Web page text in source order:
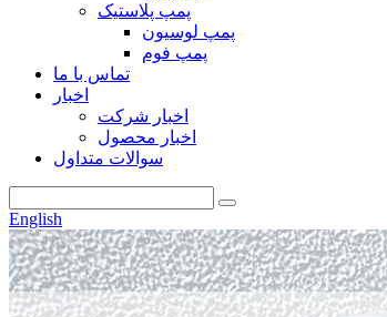
پمپ پلاستیک
پمپ لوسیون
پمپ فوم
تماس با ما
اخبار
اخبار شرکت
اخبار محصول
سوالات متداول
English